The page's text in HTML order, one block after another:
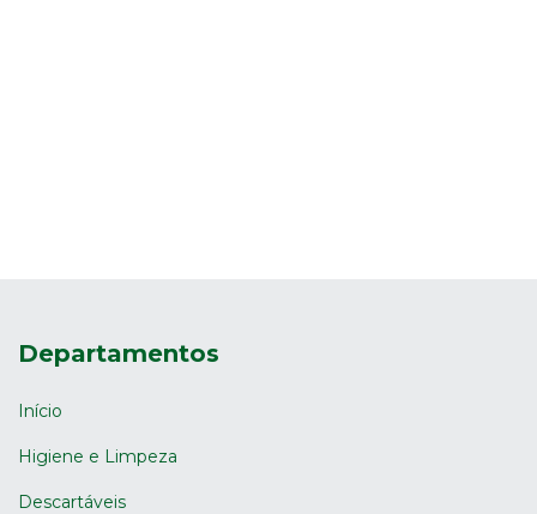
Departamentos
Início
Higiene e Limpeza
Descartáveis